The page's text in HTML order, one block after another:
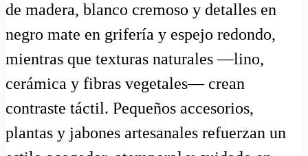
de madera, blanco cremoso y detalles en
negro mate en grifería y espejo redondo,
mientras que texturas naturales —lino,
cerámica y fibras vegetales— crean
contraste táctil. Pequeños accesorios,
plantas y jabones artesanales refuerzan un